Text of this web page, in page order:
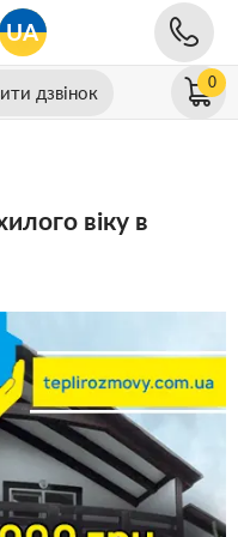
UA
дзвінок 0
віку в